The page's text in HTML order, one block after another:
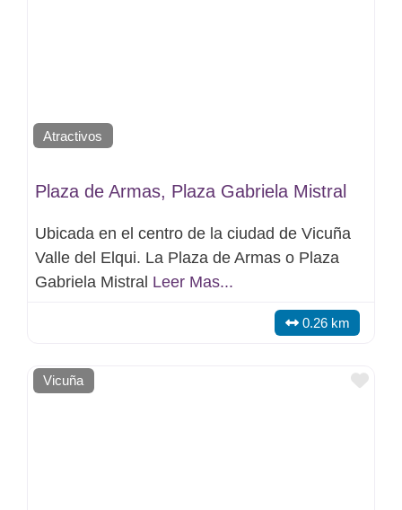
Atractivos
Plaza de Armas, Plaza Gabriela Mistral
Ubicada en el centro de la ciudad de Vicuña
Valle del Elqui. La Plaza de Armas o Plaza
Gabriela Mistral Leer Mas...
0.26 km
Vicuña